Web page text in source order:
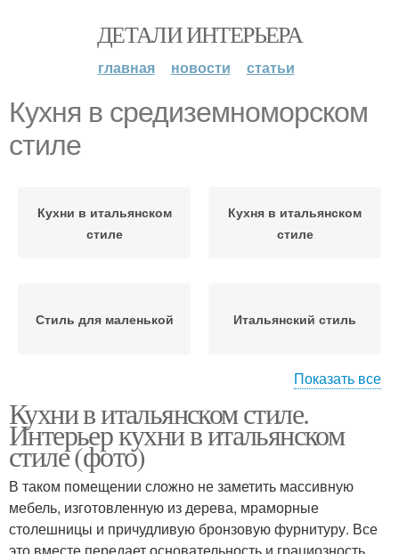
ДЕТАЛИ ИНТЕРЬЕРА
главная новости статьи
Кухня в средиземноморском
стиле
Кухни в итальянском
стиле
Кухня в итальянском
стиле
Стиль для маленькой Итальянский стиль
стиле
Освещение на кухне
Кухни в
средиземноморском
стиле
Цвета в деревенском
стиле
Показать все
Кухни в итальянском стиле.
Интерьер кухни в итальянском
стиле (фото)
В таком помещении сложно не заметить массивную
мебель, изготовленную из дерева, мраморные
столешницы и причудливую бронзовую фурнитуру. Все